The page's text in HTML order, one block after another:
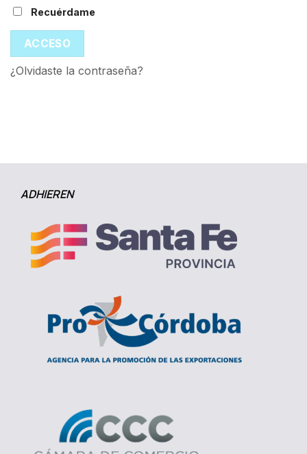
Recuérdame
ACCESO
¿Olvidaste la contraseña?
ADHIEREN